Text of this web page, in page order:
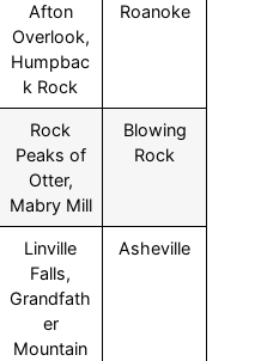
Afton
Overlook,
Humpbac
k Rock
Roanoke
Rock
Peaks of
Otter,
Mabry Mill
Blowing
Rock
Linville
Falls,
Grandfath
er
Mountain
Asheville